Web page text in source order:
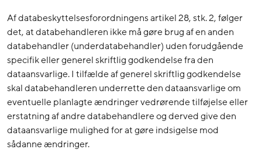
Af databeskyttelsesforordningens artikel 28, stk. 2, følger
det, at databehandleren ikke må gøre brug af en anden
databehandler (underdatabehandler) uden forudgående
specifik eller generel skriftlig godkendelse fra den
dataansvarlige. I tilfælde af generel skriftlig godkendelse
skal databehandleren underrette den dataansvarlige om
eventuelle planlagte ændringer vedrørende tilføjelse eller
erstatning af andre databehandlere og derved give den
dataansvarlige mulighed for at gøre indsigelse mod
sådanne ændringer.